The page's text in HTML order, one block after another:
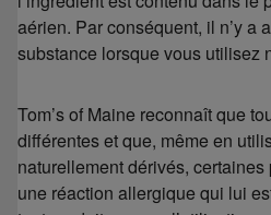
aérien. Par conséquent, il n’y a
substance lorsque vous utilisez
Tom’s of Maine reconnaît que
différentes et que, même en
naturellement dérivés,
une réaction allergique qui lui